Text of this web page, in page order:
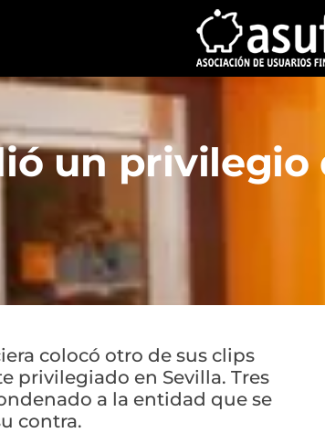
un privilegio
colocó otro de sus clips
privilegiado en Sevilla. Tres
a la entidad que se
contra.